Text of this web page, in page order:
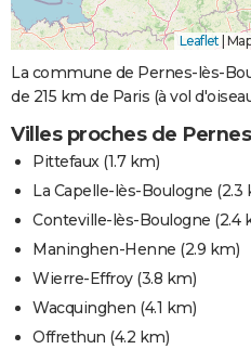
Leaflet
La commune de Pernes-lès-
de 215 km de Paris (à vol
Villes proches de
Pittefaux(1.7 km)
La Capelle-lès-Boulogne (2.3
Conteville-lès-Boulogne (2.4
Maninghen-Henne (2.9 km)
Wierre-Effroy(3.8 km)
Wacquinghen (4.1 km)
Offrethun (4.2 km)